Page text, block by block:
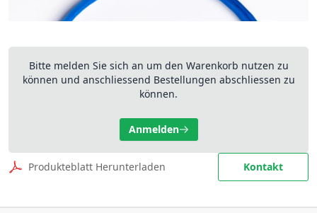
Bitte melden Sie sich an um den Warenkorb nutzen zu
können und anschliessend Bestellungen abschliessen zu
können.
Anmelden
Produkteblatt Herunterladen Kontakt